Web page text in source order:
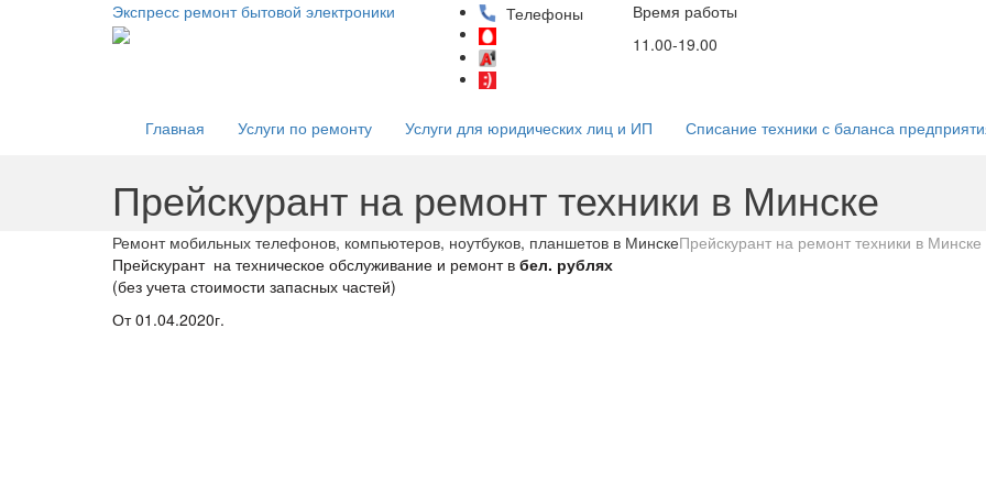
Экспресс ремонт бытовой электроники
Телефоны
Время работы
11.00-19.00
Главная Услуги по ремонту Услуги для юридических лиц и ИП Списание техники с баланса
Прейскурант на ремонт техники в Минске
Ремонт мобильных телефонов, компьютеров, ноутбуков, планшетов в МинскеПрейскурант на ремонт техники в Минске
Прейскурант на техническое обслуживание и ремонт в бел. рублях
(без учета стоимости запасных частей)
От 01.04.2020г.